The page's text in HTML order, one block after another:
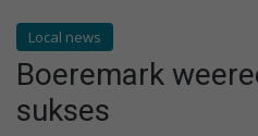
Local news
Boeremark
sukses